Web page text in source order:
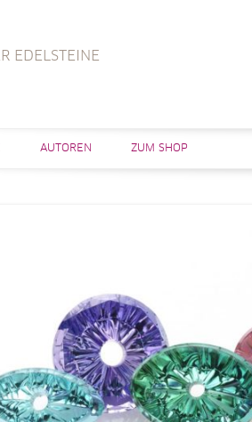
EDELSTEINE
AUTOREN ZUM SHOP